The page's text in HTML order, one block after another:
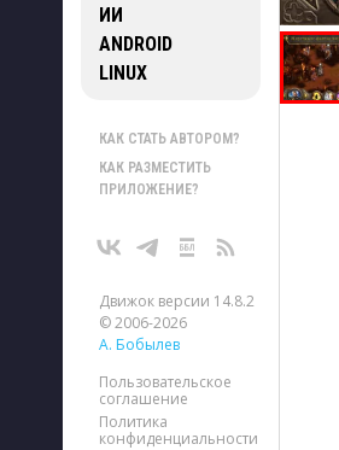
ИИ
ANDROID
LINUX
КАК СТАТЬ АВТОРОМ?
КАК РАЗМЕСТИТЬ
ПРИЛОЖЕНИЕ?
Движок версии 14.8.2
© 2006-2026
А. Бобылев
Пользовательское
соглашение
Политика
конфиденциальности